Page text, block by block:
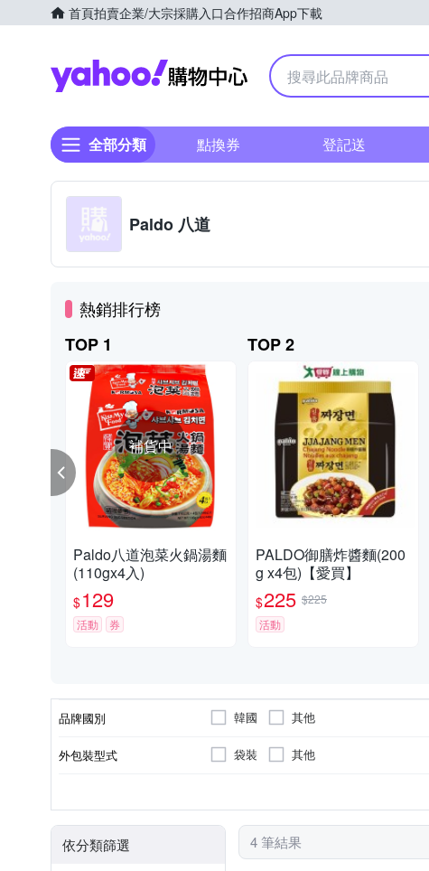
首頁拍賣企業/大宗採購入口合作招商App下載
Yahoo購物中心
全部分類 點換券 登記送
Paldo 八道
熱銷排行榜
TOP 1
補貨中
Paldo八道泡菜火鍋湯麵
(110gx4入)
$129
活動 券
TOP 2
PALDO御膳炸醬麵(200
g x4包)【愛買】
$225 $225
活動
品牌國別 韓國 其他
外包裝型式 袋裝 其他
依分類篩選 4 筆結果